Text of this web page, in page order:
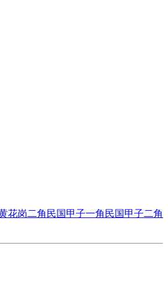
花岗二角 民国甲子一角 民国甲子二角